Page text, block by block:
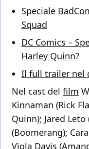
Speciale
Squad
DC Comics –
Harley Quinn?
Il full trailer nel
Nel cast del film
Kinnaman (Rick
Quinn); Jared Leto
(Boomerang);
Viola Davis